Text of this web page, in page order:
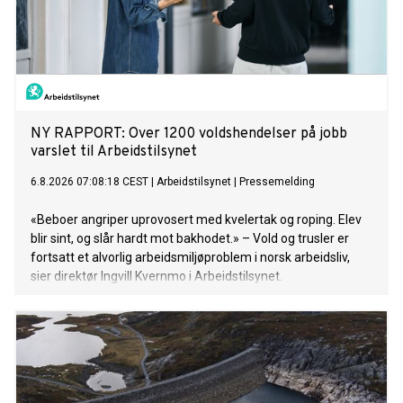
NY RAPPORT: Over 1200 voldshendelser på jobb
varslet til Arbeidstilsynet
6.8.2026 07:08:18 CEST Arbeidstilsynet Pressemelding
«Beboer angriper uprovosert med kvelertak og roping. Elev
blir sint, og slår hardt mot bakhodet.» – Vold og trusler er
fortsatt et alvorlig arbeidsmiljøproblem i norsk arbeidsliv,
sier direktør Ingvill Kvernmo i Arbeidstilsynet.